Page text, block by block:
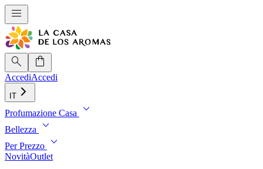
menu
search shopping_bag
AccediAccedi
IT
Profumazione Casa expand_more
Bellezza expand_more
Per Prezzo expand_more
NovitàOutlet